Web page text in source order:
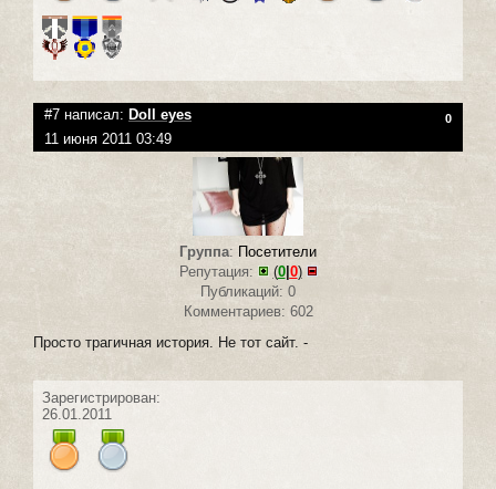
#7 написал: Doll eyes 0
11 июня 2011 03:49
Группа: Посетители
Репутация:
(0| 0)
Публикаций: 0
Комментариев: 602
Просто трагичная история. Не тот сайт. -
Зарегистрирован:
26.01.2011